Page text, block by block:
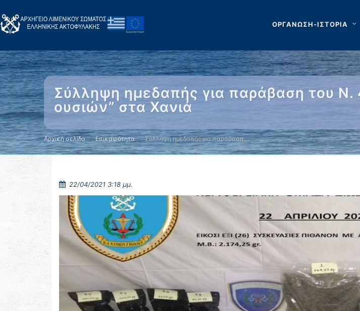
ΟΡΓΑΝΩΣΗ-ΙΣΤΟΡΙΑ
Σύλληψη ημεδαπής για παράβαση του Ν.
ουσιών” στα Χανιά
Αρχική σελίδα Επικαιρότητα Σύλληψη ημεδαπής για παράβαση …
22/04/2021 3:18 μμ.